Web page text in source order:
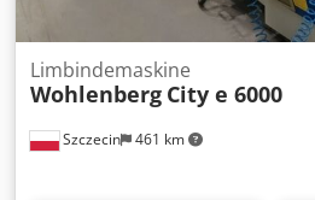
Szczecin 461 km
Limbindemaskine
Wohlenberg City e 6000